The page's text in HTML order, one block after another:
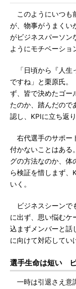
このようにいつも
が、物事がうまくい
がビジネスパーソン
ようにモチベーショ
「日頃から『人生
ですね」と栗原氏。
ず、皆で決めたゴー
たのか、踏んだので
認し、KPIに立ち返
右代選手のサポー
付かないことはある
グの方法なのか、体
ら検証を惜しまず、
いく。
ビジネスシーンで
に出ず、思い悩むケ
込まずメンバーと話
に向けて対応してい
選手生命は短い
一時は引退さえ意